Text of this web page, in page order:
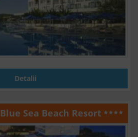
Detalii
Blue Sea Beach Resort